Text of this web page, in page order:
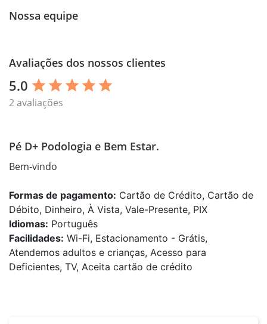
Nossa equipe
Avaliações dos nossos clientes
5.0 star star star star star
2 avaliações
Pé D+ Podologia e Bem Estar.
Bem-vindo
Formas de pagamento: Cartão de Crédito, Cartão de
Débito, Dinheiro, À Vista, Vale-Presente, PIX
Idiomas: Português
Facilidades: Wi-Fi, Estacionamento - Grátis,
Atendemos adultos e crianças, Acesso para
Deficientes, TV, Aceita cartão de crédito